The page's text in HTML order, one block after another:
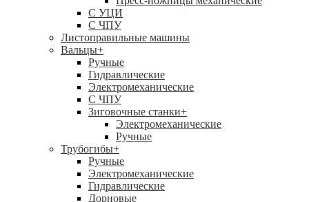
С УЦИ
С ЧПУ
Листоправильные машины
Вальцы+
Ручные
Гидравлические
Электромеханические
С ЧПУ
Зиговочные станки+
Электромеханические
Ручные
Трубогибы+
Ручные
Электромеханические
Гидравлические
Дорновые